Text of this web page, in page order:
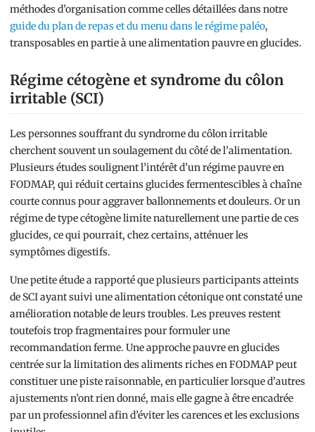
méthodes d’organisation comme celles détaillées dans notre
guide du plan de repas et du menu dans le régime paléo,
transposables en partie à une alimentation pauvre en glucides.
Régime cétogène et syndrome du côlon
irritable (SCI)
Les personnes souffrant du syndrome du côlon irritable
cherchent souvent un soulagement du côté de l’alimentation.
Plusieurs études soulignent l’intérêt d’un régime pauvre en
FODMAP, qui réduit certains glucides fermentescibles à chaîne
courte connus pour aggraver ballonnements et douleurs. Or un
régime de type cétogène limite naturellement une partie de ces
glucides, ce qui pourrait, chez certains, atténuer les
symptômes digestifs.
Une petite étude a rapporté que plusieurs participants atteints
de SCI ayant suivi une alimentation cétonique ont constaté une
amélioration notable de leurs troubles. Les preuves restent
toutefois trop fragmentaires pour formuler une
recommandation ferme. Une approche pauvre en glucides
centrée sur la limitation des aliments riches en FODMAP peut
constituer une piste raisonnable, en particulier lorsque d’autres
ajustements n’ont rien donné, mais elle gagne à être encadrée
par un professionnel afin d’éviter les carences et les exclusions